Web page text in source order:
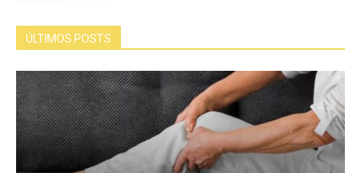
ÚLTIMOS POSTS